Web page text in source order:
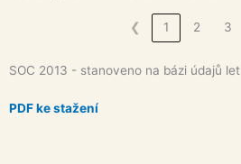
❮ 1 2 3
SOC 2013 - stanoveno na bázi údajů let
PDF ke stažení